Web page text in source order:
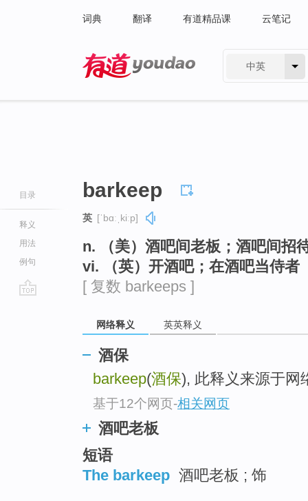
词典 翻译 有道精品课 云笔记
中英
目录
释义
用法
例句
barkeep
英 [ˈbɑːˌkiːp]
n. （美）酒吧间老板；酒吧间招
vi. （英）开酒吧；在酒吧当侍者
[ 复数 barkeeps ]
网络释义 英英释义
酒保
barkeep(酒保), 此释义来源于网
基于12个网页-相关网页
酒吧老板
短语
The barkeep 酒吧老板 ; 饰